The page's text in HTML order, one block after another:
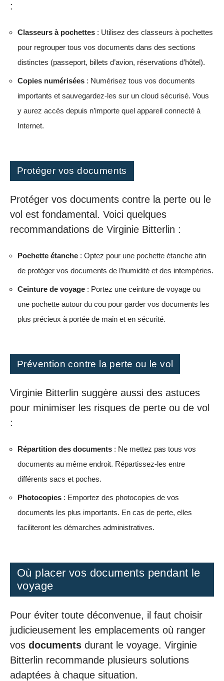
:
Classeurs à pochettes : Utilisez des classeurs à pochettes
pour regrouper tous vos documents dans des sections
distinctes (passeport, billets d’avion, réservations d’hôtel).
Copies numérisées : Numérisez tous vos documents
importants et sauvegardez-les sur un cloud sécurisé. Vous
y aurez accès depuis n’importe quel appareil connecté à
Internet.
Protéger vos documents
Protéger vos documents contre la perte ou le
vol est fondamental. Voici quelques
recommandations de Virginie Bitterlin :
Pochette étanche : Optez pour une pochette étanche afin
de protéger vos documents de l’humidité et des intempéries.
Ceinture de voyage : Portez une ceinture de voyage ou
une pochette autour du cou pour garder vos documents les
plus précieux à portée de main et en sécurité.
Prévention contre la perte ou le vol
Virginie Bitterlin suggère aussi des astuces
pour minimiser les risques de perte ou de vol
:
Répartition des documents : Ne mettez pas tous vos
documents au même endroit. Répartissez-les entre
différents sacs et poches.
Photocopies : Emportez des photocopies de vos
documents les plus importants. En cas de perte, elles
faciliteront les démarches administratives.
Où placer vos documents pendant le
voyage
Pour éviter toute déconvenue, il faut choisir
judicieusement les emplacements où ranger
vos documents durant le voyage. Virginie
Bitterlin recommande plusieurs solutions
adaptées à chaque situation.